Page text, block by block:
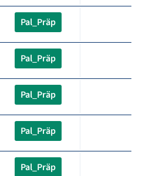
Pal_Präp
Pal_Präp
Pal_Präp
Pal_Präp
Pal_Präp